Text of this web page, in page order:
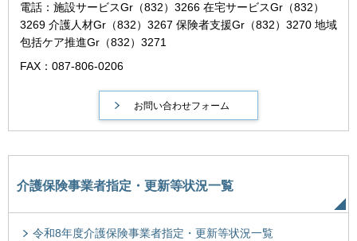
電話：施設サービスGr（832）3266 在宅サービスGr（832）
3269 介護人材Gr（832）3267 保険者支援Gr（832）3270 地域
包括ケア推進Gr（832）3271
FAX：087-806-0206
介護保険事業者指定・更新等状況一覧
令和8年度介護保険事業者指定・更新等状況一覧